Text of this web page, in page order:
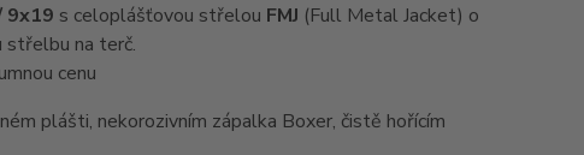
9x19 s celoplášťovou střelou FMJ (Full Metal Jacket) o
střelbu na terč.
cenu
plášti, nekorozivním zápalka Boxer, čistě hořícím